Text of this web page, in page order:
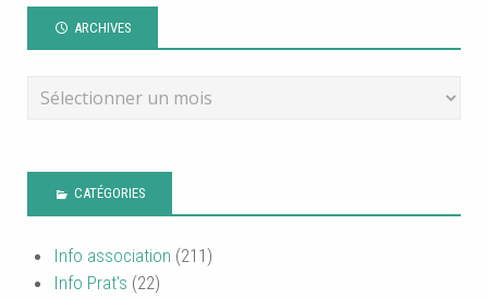
ARCHIVES
CATÉGORIES
Info association (211)
Info Prat's (22)